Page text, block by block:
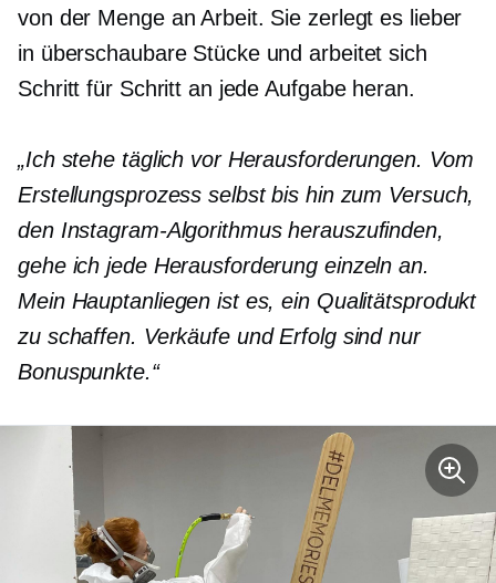
von der Menge an Arbeit. Sie zerlegt es lieber
in überschaubare Stücke und arbeitet sich
Schritt für Schritt an jede Aufgabe heran.
„Ich stehe täglich vor Herausforderungen. Vom
Erstellungsprozess selbst bis hin zum Versuch,
den Instagram-Algorithmus herauszufinden,
gehe ich jede Herausforderung einzeln an.
Mein Hauptanliegen ist es, ein Qualitätsprodukt
zu schaffen. Verkäufe und Erfolg sind nur
Bonuspunkte.“